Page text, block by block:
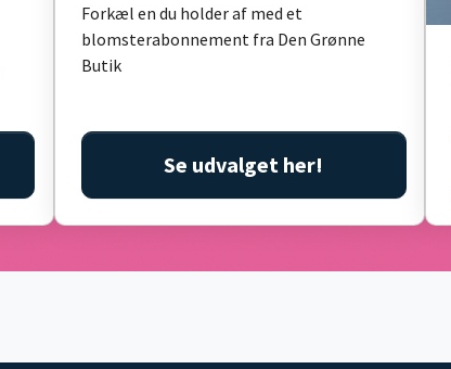
Forkæl en du holder af med et
blomsterabonnement fra Den Grønne
Butik
Se udvalget her!